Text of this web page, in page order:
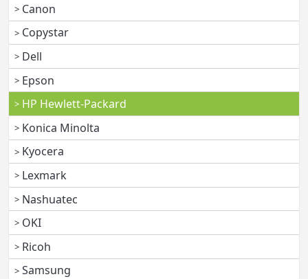
Canon
Copystar
Dell
Epson
HP Hewlett-Packard
Konica Minolta
Kyocera
Lexmark
Nashuatec
OKI
Ricoh
Samsung